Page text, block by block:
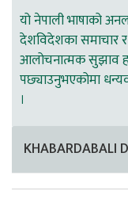
यो नेपाली भाषाको
देशविदेशका समाचार
आलोचनात्मक सुझाव
पछ्याउनुभएकोमा
।
KHABARDABALI